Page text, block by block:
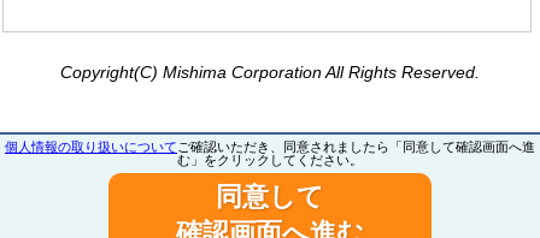
Copyright(C) Mishima Corporation All Rights Reserved.
個人情報の取り扱いについて ご確認いただき、同意されましたら「同意して確認画面へ進
む」をクリックしてください。
同意して
確認画面へ進む